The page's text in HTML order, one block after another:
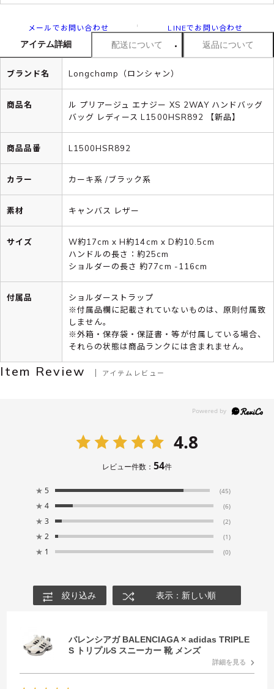
メールでお問い合わせ LINEでお問い合わせ
アイテム詳細 配送について 返品について
ブランド名 Longchamp（ロンシャン）
商品名
ル プリアージュ エナジー XS 2WAY ハンドバッグ
バッグ レディース L1500HSR892 【新品】
商品品番 L1500HSR892
カラー カーキ系 /ブラック系
素材 キャンバス レザー
サイズ
W約17cm x H約14cm x D約10.5cm
ハンドルの長さ：約25cm
ショルダーの長さ 約77cm -116cm
付属品
ショルダーストラップ
※付属品欄に記載されていないものは、原則付属致
しません。
※外箱・保存袋・保証書・等が付属している場合、
それらの状態は商品ランクには含まれません。
Item Review アイテムレビュー
4.8
レビュー件数： 54件
★ 5 (45)
★ 4 (6)
★ 3 (2)
★ 2 (1)
★ 1 (0)
絞り込み 表示：新しい順
バレンシアガ BALENCIAGA × adidas TRIPLE
S トリプルS スニーカー 靴 メンズ
詳細を見る